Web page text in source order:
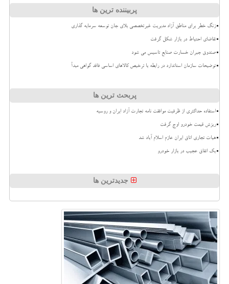
پربیننده ترین ها
زنگ خطر برای مناطق آزاد مدیریت غیرتخصصی بلای جان توسعه سرمایه گذاری
تقاضای احتیاط در بازار شکل گرفت
صندوق جبران خسارت صنایع تاسیس می شود
توضیحات سازمان استاندارد در رابطه با ترخیص کالاهای اساسی فاقد گواهی مبدأ
پربحث ترین ها
استفاده حداکثری از ظرفیت موافقت نامه تجارت آزاد ایران و روسیه
ریزش قیمت خودرو اوج گرفت
هیات تجاری اتاق ایران عازم اسلام آباد شد
بک اتفاق عجیب در بازار خودرو
جدیدترین ها